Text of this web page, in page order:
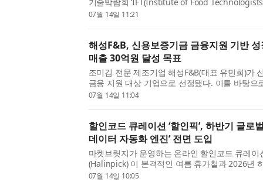
로운 결정형 식이섬유 브랜드를 선보인다고 밝
07월 14일 11:21
해성F&B, 신용보증기금 금융지원 기반
매출 30억원 달성 목표
조미김 전문 제조기업 해성F&B(대표 유민희)​가
금융 지원 대상 기업으로 선정됐다. 이를 바탕으
반을 강화하고, 2027년 매출 30억원 달성과 글
07월 14일 11:04
할인코드 큐레이션 ‘할인픽’, 하반기 글로
데이터 자동화 엔진’ 전면 도입
마켓브릿지가 운영하는 온라인 할인코드 큐레이
(Halinpick) 이 본격적인 여름 휴가철과 2026년
세일 시즌을 앞두고 ‘실시간 데이터 자동화 수집
07월 14일 10:05